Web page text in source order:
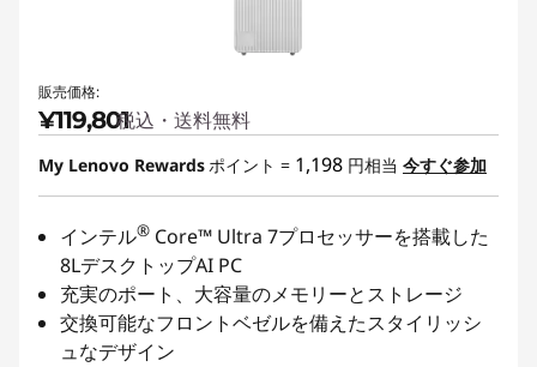
販売価格:
¥119,801税込・送料無料
My Lenovo Rewardsポイント = 1,198 円相当 今すぐ参加
インテル® Core™ Ultra 7プロセッサーを搭載した
8LデスクトップAI PC
充実のポート、大容量のメモリーとストレージ
交換可能なフロントベゼルを備えたスタイリッシ
ュなデザイン